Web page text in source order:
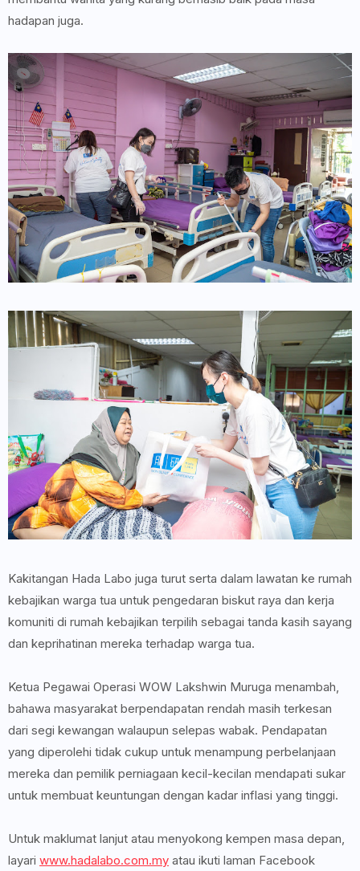
hadapan juga.
Kakitangan Hada Labo juga turut serta dalam lawatan ke rumah
kebajikan warga tua untuk pengedaran biskut raya dan kerja
komuniti di rumah kebajikan terpilih sebagai tanda kasih sayang
dan keprihatinan mereka terhadap warga tua.
Ketua Pegawai Operasi WOW Lakshwin Muruga menambah,
bahawa masyarakat berpendapatan rendah masih terkesan
dari segi kewangan walaupun selepas wabak. Pendapatan
yang diperolehi tidak cukup untuk menampung perbelanjaan
mereka dan pemilik perniagaan kecil-kecilan mendapati sukar
untuk membuat keuntungan dengan kadar inflasi yang tinggi.
Untuk maklumat lanjut atau menyokong kempen masa depan,
layari www.hadalabo.com.my atau ikuti laman Facebook